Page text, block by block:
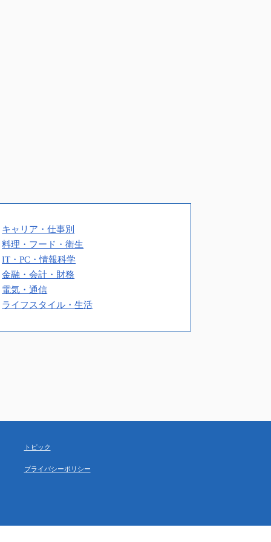
キャリア・仕事別
料理・フード・衛生
IT・PC・情報科学
金融・会計・財務
電気・通信
ライフスタイル・生活
トピック
プライバシーポリシー